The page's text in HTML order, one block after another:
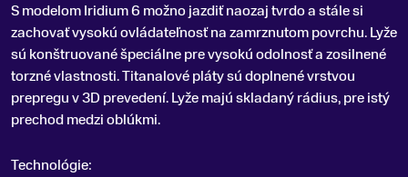
S modelom Iridium 6 možno jazdiť naozaj tvrdo a stále si
zachovať vysokú ovládateľnosť na zamrznutom povrchu.Lyže
sú konštruované špeciálne pre vysokú odolnosť a zosilnené
torzné vlastnosti. Titanalové pláty sú doplnené vrstvou
prepregu v 3D prevedení. Lyže majú skladaný rádius, pre istý
prechod medzi oblúkmi.
Technológie: